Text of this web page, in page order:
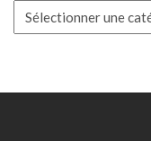
Boite